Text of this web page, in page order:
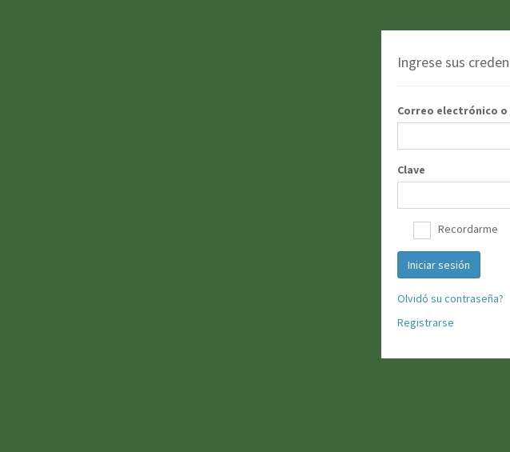
Ingrese sus
Correo electrónico
Clave
Recordarme
Iniciar sesión
Olvidó su contraseña?
Registrarse